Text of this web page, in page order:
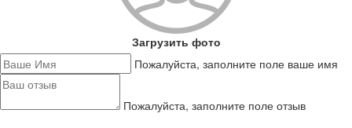
Загрузить фото
Пожалуйста, заполните поле ваше имя
Пожалуйста, заполните поле отзыв